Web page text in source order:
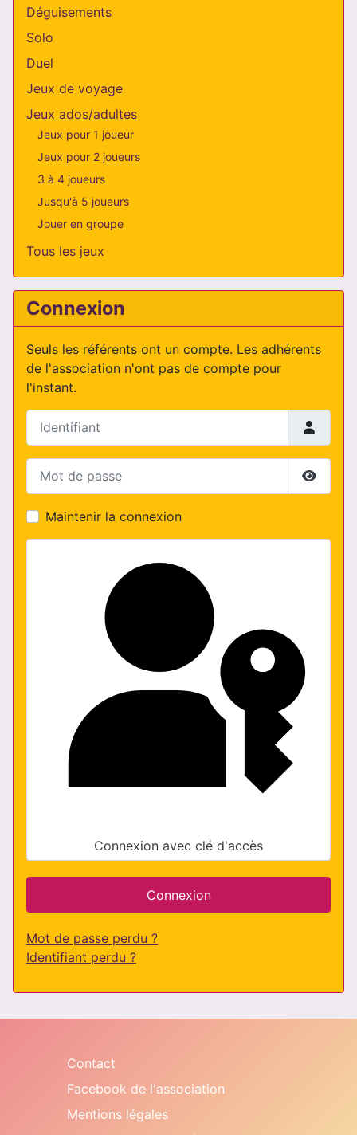
Déguisements
Solo
Duel
Jeux de voyage
Jeux ados/adultes
Jeux pour 1 joueur
Jeux pour 2 joueurs
3 à 4 joueurs
Jusqu'à 5 joueurs
Jouer en groupe
Tous les jeux
Connexion
Seuls les référents ont un compte. Les adhérents
de l'association n'ont pas de compte pour
l'instant.
Identifiant
Mot de passe
Maintenir la connexion
Connexion avec clé d'accès
Connexion
Mot de passe perdu ?
Identifiant perdu ?
Contact
Facebook de l'association
Mentions légales